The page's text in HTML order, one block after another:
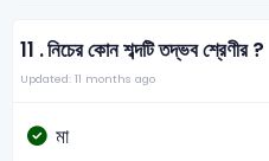
11 .নিচের কোন শব্দটি তদ্ভব শ্রেণীর ?
Updated: 11 months ago
মা